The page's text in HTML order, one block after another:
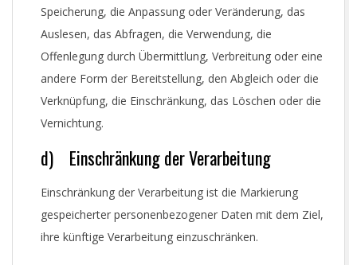
Speicherung, die Anpassung oder Veränderung, das
Auslesen, das Abfragen, die Verwendung, die
Offenlegung durch Übermittlung, Verbreitung oder eine
andere Form der Bereitstellung, den Abgleich oder die
Verknüpfung, die Einschränkung, das Löschen oder die
Vernichtung.
d) Einschränkung der Verarbeitung
Einschränkung der Verarbeitung ist die Markierung
gespeicherter personenbezogener Daten mit dem Ziel,
ihre künftige Verarbeitung einzuschränken.